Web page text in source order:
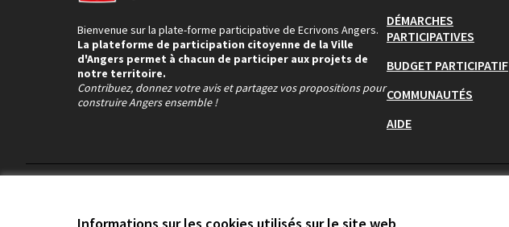
Informations sur les cookies utilisés sur le site web
Bienvenue sur la plate-forme participative de Ecrivons Angers.
La plateforme de participation citoyenne de la Ville
d'Angers permet à chacun de participer aux projets de
notre territoire.
Contribuez, donnez votre avis et partagez vos propositions pour
construire Angers ensemble !
DÉMARCHES
PARTICIPATIVES
BUDGET PARTICIPATIF
COMMUNAUTÉS
AIDE